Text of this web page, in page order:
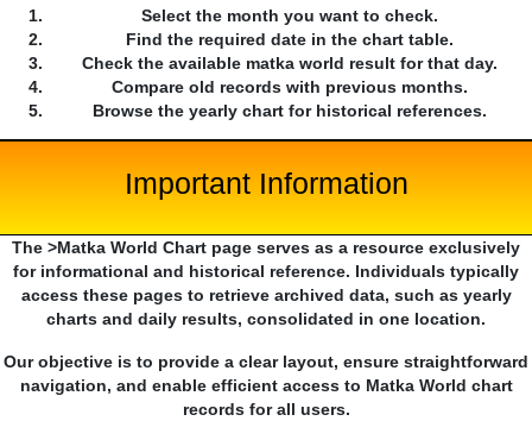
Select the month you want to check.
Find the required date in the chart table.
Check the available matka world result for that day.
Compare old records with previous months.
Browse the yearly chart for historical references.
Important Information
The >Matka World Chart page serves as a resource exclusively
for informational and historical reference. Individuals typically
access these pages to retrieve archived data, such as yearly
charts and daily results, consolidated in one location.
Our objective is to provide a clear layout, ensure straightforward
navigation, and enable efficient access to Matka World chart
records for all users.